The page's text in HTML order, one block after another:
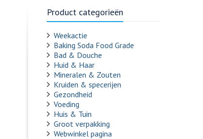
Product categorieën
Weekactie
Baking Soda Food Grade
Bad & Douche
Huid & Haar
Mineralen & Zouten
Kruiden & specerijen
Gezondheid
Voeding
Huis & Tuin
Groot verpakking
Webwinkel pagina